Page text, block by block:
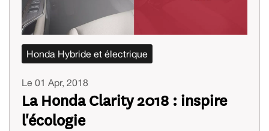
Honda Hybride et électrique
Le 01 Apr, 2018
La Honda Clarity 2018 : inspire
l'écologie